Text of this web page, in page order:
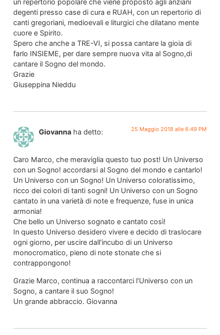
degenti presso case di cura e RUAH, con un repertorio di
canti gregoriani, medioevali e liturgici che dilatano mente
cuore e Spirito.
Spero che anche a TRE-VI, si possa cantare la gioia di
farlo INSIEME, per dare sempre nuova vita al Sogno,di
cantare il Sogno del mondo.
Grazie
Giuseppina Nieddu
Giovanna ha detto: 25 Maggio 2018 alle 6:49 PM
Caro Marco, che meraviglia questo tuo post! Un Universo
con un Sogno! accordarsi al Sogno del mondo e cantarlo!
Un Universo con un Sogno! Un Universo coloratissimo,
ricco dei colori di tanti sogni! Un Universo con un Sogno
cantato in una varietà di note e frequenze, fuse in unica
armonia!
Che bello un Universo sognato e cantato così!
In questo Universo desidero vivere e decido di traslocare
ogni giorno, per uscire dall’incubo di un Universo
monocromatico, pieno di note stonate che si
contrappongono!
Grazie Marco, continua a raccontarci l’Universo con un
Sogno, a cantare il suo Sogno!
Un grande abbraccio. Giovanna